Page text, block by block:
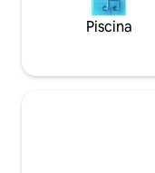
(con artículos de
de afeitado.Piscina